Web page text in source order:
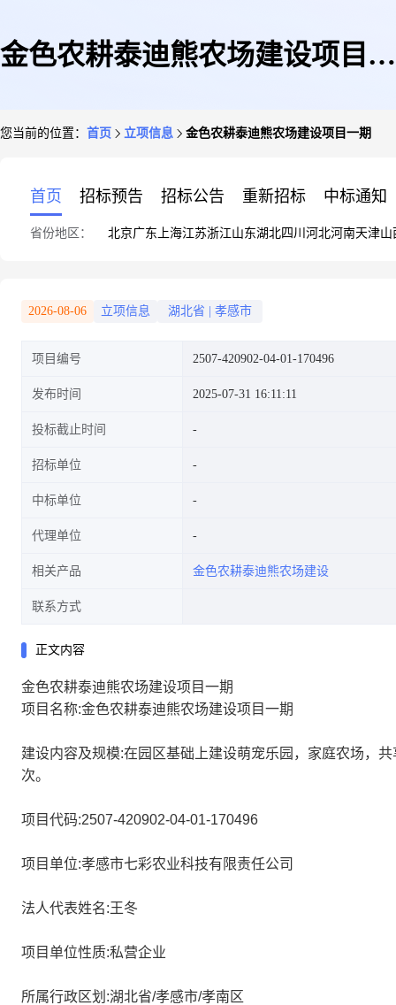
金色农耕泰迪熊农场建设项目一
您当前的位置： 首页 立项信息 金色农耕泰迪熊农场建设项目一期
首页 招标预告 招标公告 重新招标 中标通知
省份地区： 北京广东 上海江苏浙江山东湖北四川 河北河南天津山
2026-08-06 立项信息 湖北省 孝感市
项目编号 2507-420902-04-01-170496
发布时间 2025-07-31 16:11:11
投标截止时间
招标单位
中标单位
代理单位
相关产品 金色农耕泰迪熊农场建设
联系方式
正文内容
金色农耕泰迪熊农场建设项目一期
项目名称:金色农耕泰迪熊农场建设项目一期
建设内容及规模:在园区基础上建设萌宠乐园，家庭农场，
次。
项目代码:2507-420902-04-01-170496
项目单位:孝感市七彩农业科技有限责任公司
法人代表姓名:王冬
项目单位性质:私营企业
所属行政区划:湖北省/孝感市/孝南区